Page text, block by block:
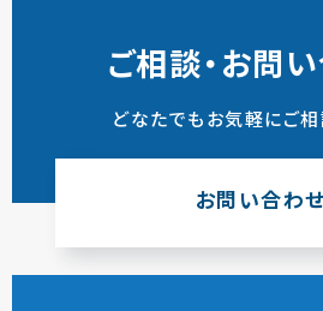
ご相談・お問
どなたでもお気軽にご
お問い合わせ